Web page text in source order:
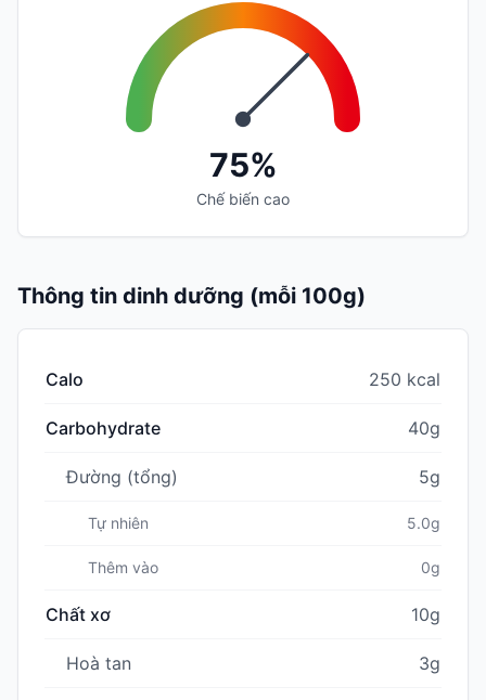
75%
Chế biến cao
Thông tin dinh dưỡng (mỗi 100g)
Calo 250 kcal
Carbohydrate 40g
Đường (tổng) 5g
Tự nhiên 5.0g
Thêm vào 0g
Chất xơ 10g
Hoà tan 3g